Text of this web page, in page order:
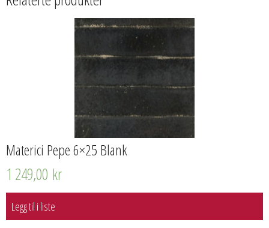
Materici Pepe 6×25 Blank
1 249,00 kr
Legg til i liste